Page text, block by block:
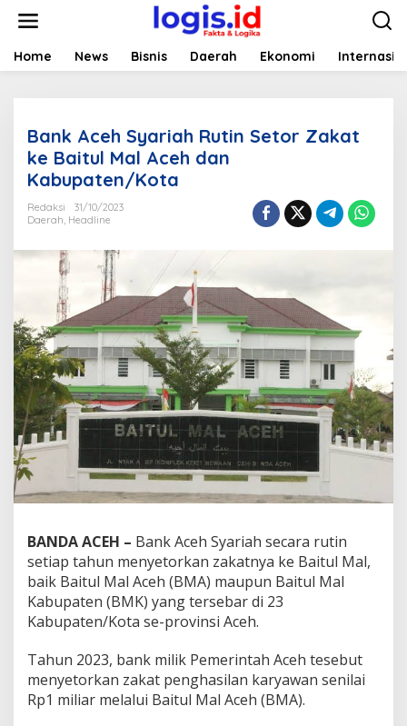
t
Home News Bisnis Daerah Ekonomi
Bank Aceh Syariah Rutin Setor Zakat
ke Baitul Mal Aceh dan
Kabupaten/Kota
Redaksi
31/10/2023
Daerah, Headline
BANDA ACEH – Bank Aceh Syariah secara rutin
setiap tahun menyetorkan zakatnya ke Baitul Mal,
baik Baitul Mal Aceh (BMA) maupun Baitul Mal
Kabupaten (BMK) yang tersebar di 23
Kabupaten/Kota se-provinsi Aceh.
Tahun 2023, bank milik Pemerintah Aceh tesebut
menyetorkan zakat penghasilan karyawan senilai
Rp1 miliar melalui Baitul Mal Aceh (BMA).